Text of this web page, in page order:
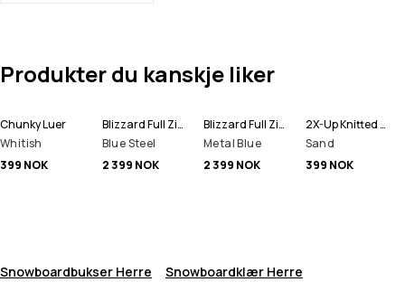
Produkter du kanskje liker
Chunky Luer
Whitish
399 NOK
Blizzard Full Zip Snowboardjakke Herre
Blue Steel
2 399 NOK
Blizzard Full Zip Skijakke Herre
Metal Blue
2 399 NOK
2X-Up Knitted Ansiktsmasker
Sand
399 NOK
Snowboardbukser Herre Snowboardklær Herre